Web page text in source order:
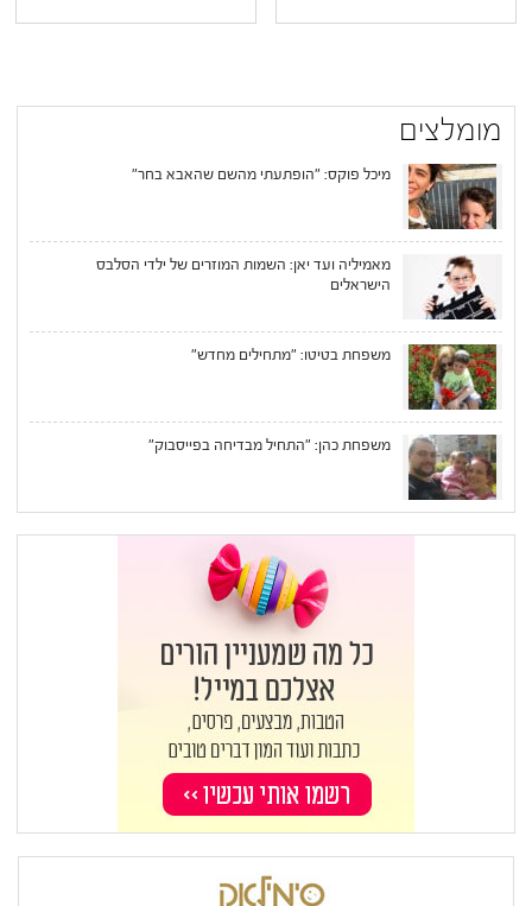
מומלצים
מיכל פוקס: "הופתעתי מהשם שהאבא בחר"
מאמיליה ועד יאן: השמות המוזרים של ילדי הסלבס
הישראלים
משפחת בטיטו: "מתחילים מחדש"
משפחת כהן: "התחיל מבדיחה בפייסבוק"